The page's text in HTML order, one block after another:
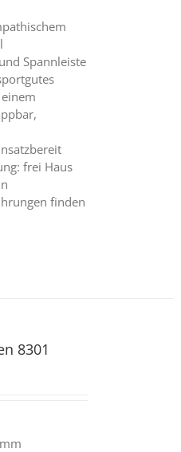
Spannleiste
frei Haus
finden
8301